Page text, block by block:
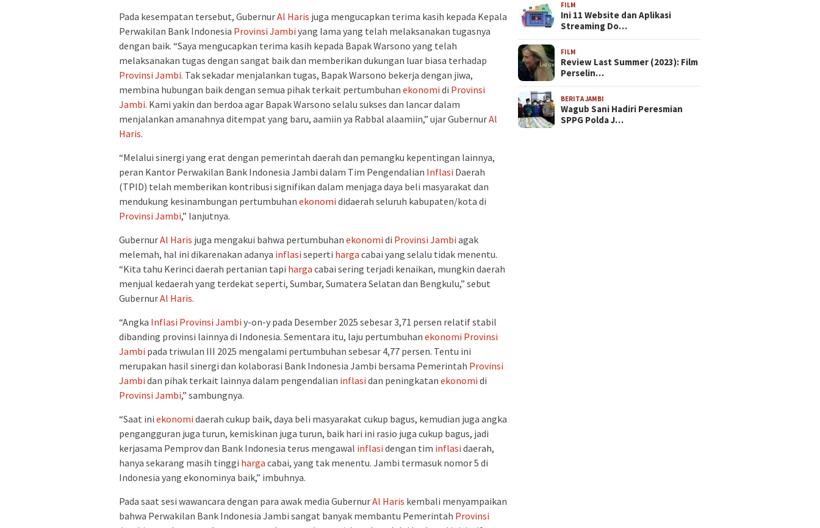
Pada kesempatan tersebut, GubernurAl Haris juga mengucapkan terima kasih kepada Kepala
Perwakilan Bank Indonesia Provinsi Jambi yang lama yang telah melaksanakan tugasnya
dengan baik. “Saya mengucapkan terima kasih kepada Bapak Warsono yang telah
melaksanakan tugas dengan sangat baik dan memberikan dukungan luar biasa terhadap
Provinsi Jambi. Tak sekadar menjalankan tugas, Bapak Warsono bekerja dengan jiwa,
membina hubungan baik dengan semua pihak terkait pertumbuhan ekonomi di Provinsi
Jambi. Kami yakin dan berdoa agar Bapak Warsono selalu sukses dan lancar dalam
menjalankan amanahnya ditempat yang baru, aamiin ya Rabbal alaamiin,” ujar GubernurAl
Haris.
“Melalui sinergi yang erat dengan pemerintah daerah dan pemangku kepentingan lainnya,
peran Kantor Perwakilan Bank Indonesia Jambi dalam Tim Pengendalian Inflasi Daerah
(TPID) telah memberikan kontribusi signifikan dalam menjaga daya beli masyarakat dan
mendukung kesinambungan pertumbuhan ekonomi didaerah seluruh kabupaten/kota di
Provinsi Jambi,” lanjutnya.
GubernurAl Haris juga mengakui bahwa pertumbuhan ekonomi di Provinsi Jambi agak
melemah, hal ini dikarenakan adanya inflasi seperti harga cabai yang selalu tidak menentu.
“Kita tahu Kerinci daerah pertanian tapi harga cabai sering terjadi kenaikan, mungkin daerah
menjual kedaerah yang terdekat seperti, Sumbar, Sumatera Selatan dan Bengkulu,” sebut
GubernurAl Haris.
“Angka Inflasi Provinsi Jambi y-on-y pada Desember 2025 sebesar 3,71 persen relatif stabil
dibanding provinsi lainnya di Indonesia. Sementara itu, laju pertumbuhan ekonomi Provinsi
Jambi pada triwulan III 2025 mengalami pertumbuhan sebesar 4,77 persen. Tentu ini
merupakan hasil sinergi dan kolaborasi Bank Indonesia Jambi bersama Pemerintah Provinsi
Jambi dan pihak terkait lainnya dalam pengendalian inflasi dan peningkatan ekonomi di
Provinsi Jambi,” sambungnya.
“Saat ini ekonomi daerah cukup baik, daya beli masyarakat cukup bagus, kemudian juga angka
pengangguran juga turun, kemiskinan juga turun, baik hari ini rasio juga cukup bagus, jadi
kerjasama Pemprov dan Bank Indonesia terus mengawal inflasi dengan tim inflasi daerah,
hanya sekarang masih tinggi harga cabai, yang tak menentu. Jambi termasuk nomor 5 di
Indonesia yang ekonominya baik,” imbuhnya.
Pada saat sesi wawancara dengan para awak media GubernurAl Haris kembali menyampaikan
bahwa Perwakilan Bank Indonesia Jambi sangat banyak membantu Pemerintah Provinsi
FILM
Ini 11 Website dan Aplikasi
Streaming Do…
FILM
Review Last Summer (2023): Film
Perselin…
BERITA JAMBI
Wagub Sani Hadiri Peresmian
SPPG Polda J…